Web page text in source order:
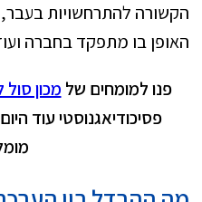
הקשורה להתרחשויות
האופן בו מתפקד בחברה
פנו למומחים של מכון
פסיכודיאגנוסטי עוד